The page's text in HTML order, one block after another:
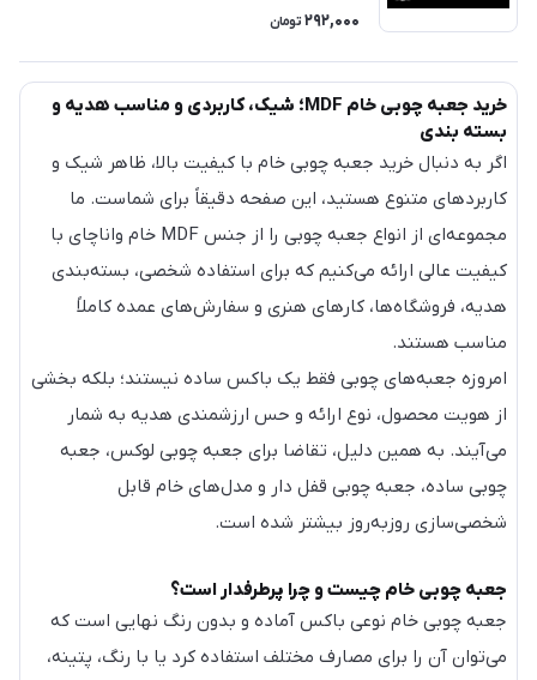
292,000 تومان
خرید جعبه چوبی خام MDF؛ شیک، کاربردی و مناسب هدیه و
بسته بندی
اگر به دنبال خرید جعبه چوبی خام با کیفیت بالا، ظاهر شیک و
کاربردهای متنوع هستید، این صفحه دقیقاً برای شماست. ما
مجموعه‌ای از انواع جعبه چوبی را از جنس MDF خام واناچای با
کیفیت عالی ارائه می‌کنیم که برای استفاده شخصی، بسته‌بندی
هدیه، فروشگاه‌ها، کارهای هنری و سفارش‌های عمده کاملاً
مناسب هستند.
امروزه جعبه‌های چوبی فقط یک باکس ساده نیستند؛ بلکه بخشی
از هویت محصول، نوع ارائه و حس ارزشمندی هدیه به شمار
می‌آیند. به همین دلیل، تقاضا برای جعبه چوبی لوکس، جعبه
چوبی ساده، جعبه چوبی قفل دار و مدل‌های خام قابل
شخصی‌سازی روزبه‌روز بیشتر شده است.
جعبه چوبی خام چیست و چرا پرطرفدار است؟
جعبه چوبی خام نوعی باکس آماده و بدون رنگ نهایی است که
می‌توان آن را برای مصارف مختلف استفاده کرد یا با رنگ، پتینه،